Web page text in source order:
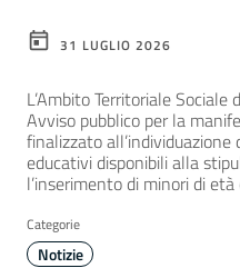
31 LUGLIO 2026
L’Ambito Territoriale
Avviso pubblico per la
finalizzato
educativi disponibili alla
l’inserimento di minori di
Categorie
Notizie